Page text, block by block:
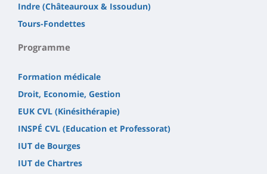
Indre (Châteauroux & Issoudun)
Tours-Fondettes
Programme
Formation médicale
Droit, Economie, Gestion
EUK CVL (Kinésithérapie)
INSPÉ CVL (Education et Professorat)
IUT de Bourges
IUT de Chartres